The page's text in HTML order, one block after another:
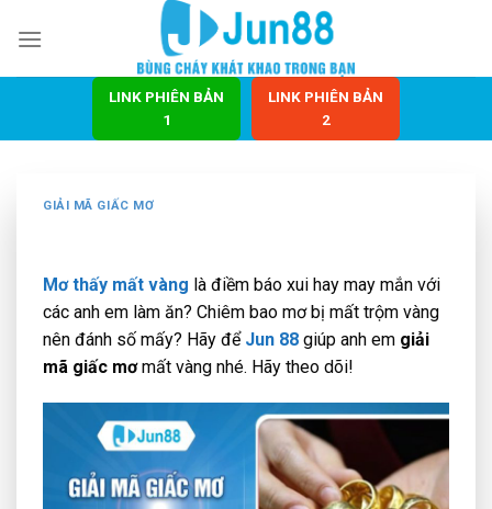
qua
LINK PHIÊN BẢN
1
LINK PHIÊN BẢN
2
GIẢI MÃ GIẤC MƠ
Mơ thấy mất vàng là điềm báo xui hay may mắn với
các anh em làm ăn? Chiêm bao mơ bị mất trộm vàng
nên đánh số mấy? Hãy để Jun 88 giúp anh em giải
mã giấc mơmất vàng nhé. Hãy theo dõi!